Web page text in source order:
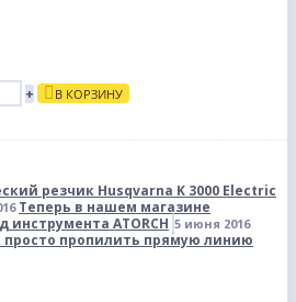
+ В КОРЗИНУ
резчик Husqvarna K 3000 Electric
Теперь в нашем магазине
ATORCH 5 июня 2016
пропилить прямую линию